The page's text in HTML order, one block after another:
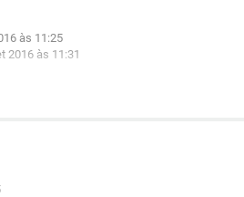
às 11:25
2016 às 11:31